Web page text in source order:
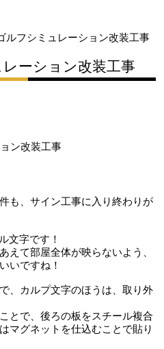
ルフシミュレーション改装工事
ーション改装工事
も、サイン工事に入り終わりが
文字です！
えて部屋全体が映らないよう、
いですね！
、カルプ文字のほうは、取り外
とで、後ろの板をスチール複合
マグネットを仕込むことで貼り